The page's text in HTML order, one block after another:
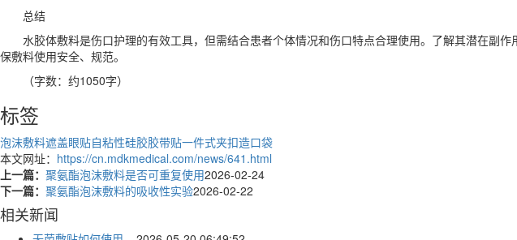
总结
水胶体敷料是伤口护理的有效工具，但需结合患者个体情况和伤口特点合理使用。了解其潜在副
保敷料使用安全、规范。
（字数：约1050字）
标签
泡沫敷料遮盖眼贴自粘性硅胶胶带贴一件式夹扣造口袋
本文网址： https://cn.mdkmedical.com/news/641.html
上一篇： 聚氨酯泡沫敷料是否可重复使用2026-02-24
下一篇： 聚氨酯泡沫敷料的吸收性实验2026-02-22
相关新闻